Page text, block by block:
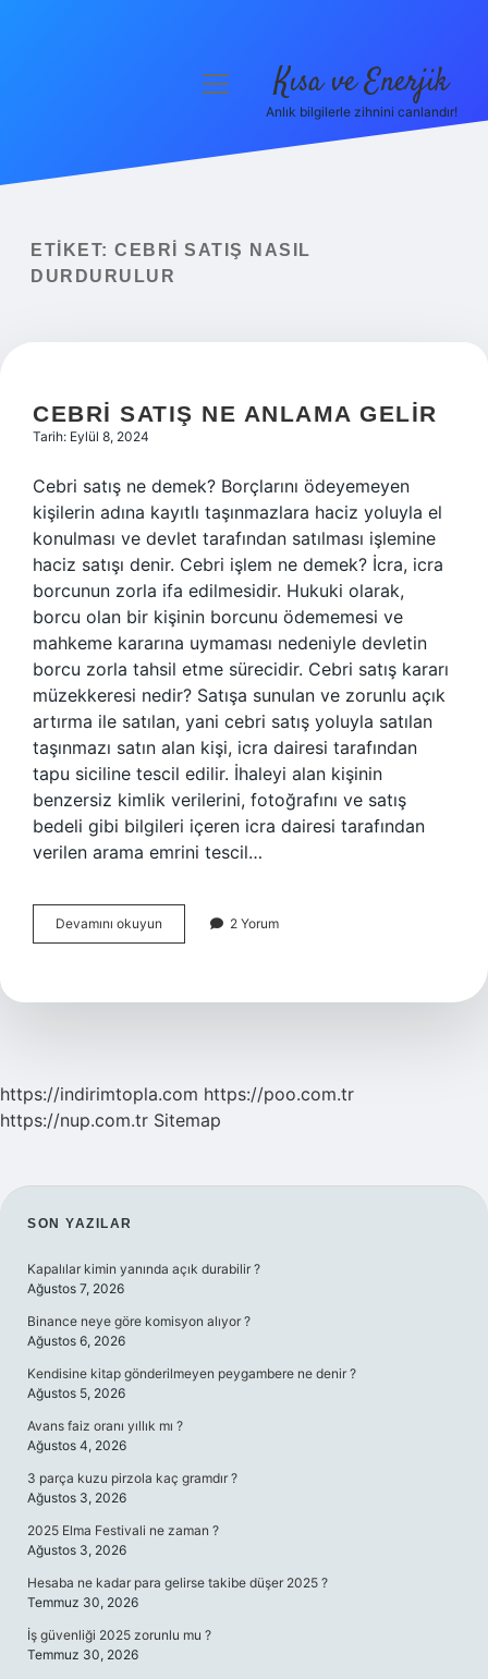
Yasal Uyarı
menüyü
Kısa ve Enerjik
Anlık bilgilerle zihnini canlandır!
ETIKET: CEBRI SATIŞ NASIL
DURDURULUR
CEBRI SATIŞ NE ANLAMA GELIR
Tarih: Eylül 8, 2024
Cebri satış ne demek? Borçlarını ödeyemeyen
kişilerin adına kayıtlı taşınmazlara haciz yoluyla el
konulması ve devlet tarafından satılması işlemine
haciz satışı denir. Cebri işlem ne demek? İcra, icra
borcunun zorla ifa edilmesidir. Hukuki olarak,
borcu olan bir kişinin borcunu ödememesi ve
mahkeme kararına uymaması nedeniyle devletin
borcu zorla tahsil etme sürecidir. Cebri satış kararı
müzekkeresi nedir? Satışa sunulan ve zorunlu açık
artırma ile satılan, yani cebri satış yoluyla satılan
taşınmazı satın alan kişi, icra dairesi tarafından
tapu siciline tescil edilir. İhaleyi alan kişinin
benzersiz kimlik verilerini, fotoğrafını ve satış
bedeli gibi bilgileri içeren icra dairesi tarafından
verilen arama emrini tescil…
Devamını okuyun
Satış
Gelir
2 Yorum
https://indirimtopla.com https://poo.com.tr
https://nup.com.tr Sitemap
SIDEBAR
SON YAZILAR
Kapalılar kimin yanında açık durabilir ?
Ağustos 7, 2026
Binance neye göre komisyon alıyor ?
Ağustos 6, 2026
Kendisine kitap gönderilmeyen peygambere ne denir ?
Ağustos 5, 2026
Avans faiz oranı yıllık mı ?
Ağustos 4, 2026
3 parça kuzu pirzola kaç gramdır ?
Ağustos 3, 2026
2025 Elma Festivali ne zaman ?
Ağustos 3, 2026
Hesaba ne kadar para gelirse takibe düşer 2025 ?
Temmuz 30, 2026
İş güvenliği 2025 zorunlu mu ?
Temmuz 30, 2026